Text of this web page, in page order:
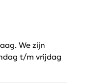
We zijn
t/m vrijdag